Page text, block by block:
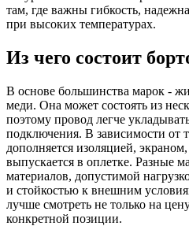
там, где важны гибкость,
при высоких температурах.
Из чего состоит
В основе большинства марок -
меди. Она может состоять из
поэтому провод легче
подключения. В зависимости от
дополняется изоляцией,
выпускается в оплетке. Разные
материалов, допустимой
и стойкостью к внешним
лучше смотреть не только на
конкретной позиции.